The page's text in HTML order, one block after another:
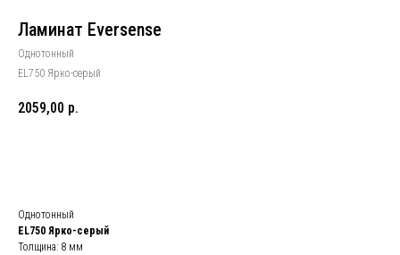
Ламинат Eversense
Однотонный
EL750 Ярко-серый
2059,00 р.
Однотонный
EL750 Ярко-серый
Толщина: 8 мм